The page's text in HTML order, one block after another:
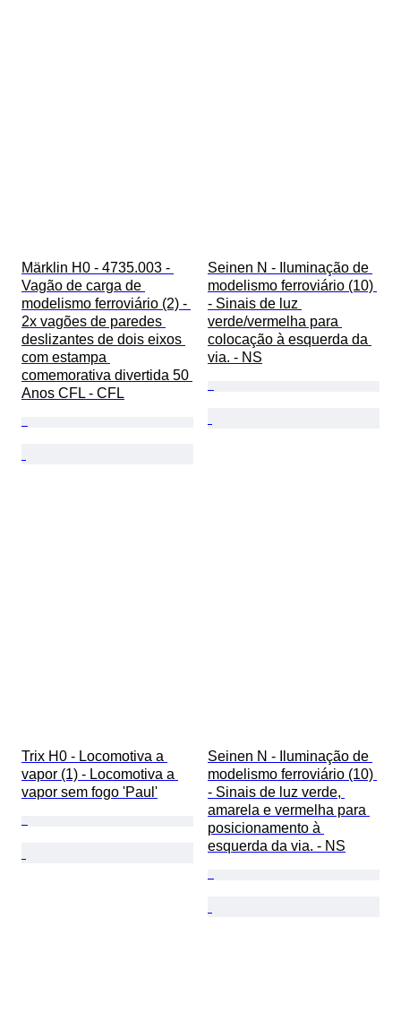
Märklin H0 - 4735.003 -
Vagão de carga de
modelismo ferroviário (2) -
2x vagões de paredes
deslizantes de dois eixos
com estampa
comemorativa divertida 50
Anos CFL - CFL
Seinen N - Iluminação de
modelismo ferroviário (10)
- Sinais de luz
verde/vermelha para
colocação à esquerda da
via. - NS
Trix H0 - Locomotiva a
vapor (1) - Locomotiva a
vapor sem fogo 'Paul'
Seinen N - Iluminação de
modelismo ferroviário (10)
- Sinais de luz verde,
amarela e vermelha para
posicionamento à
esquerda da via. - NS